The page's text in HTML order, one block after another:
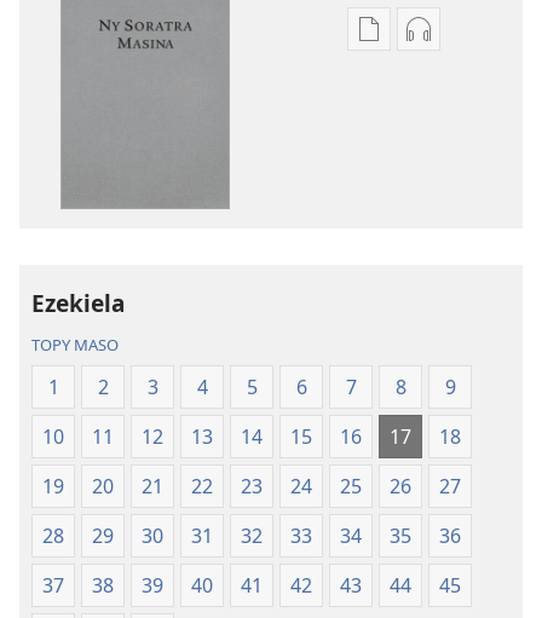
Fandikana
2021)
Fandikana
2021)
Ezekiela
TOPY MASO
1 2 3 4 5 6 7 8
9
10
11 12 13 14 15 16 17
18
19
20 21 22 23 24 25 26
27
28
29 30 31 32 33 34 35
36
37
38 39 40 41 42 43 44
45